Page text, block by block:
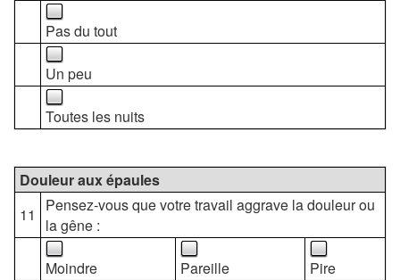
Pas du tout
Un peu
Toutes les nuits
Douleur aux épaules
11
Pensez-vous que votre travail aggrave la douleur ou
la gêne :
Moindre Pareille
Pire